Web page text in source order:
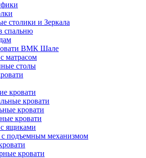
столики и Зеркала
спальню
ВМК Шале
матрасом
столы
кровати
кровати
кровати
кровати
ящиками
с подъемным механизмом
кровати